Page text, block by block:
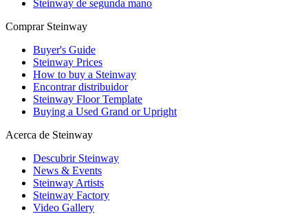
Steinway de segunda mano
Comprar Steinway
Buyer's Guide
Steinway Prices
How to buy a Steinway
Encontrar distribuidor
Steinway Floor Template
Buying a Used Grand or Upright
Acerca de Steinway
Descubrir Steinway
News & Events
Steinway Artists
Steinway Factory
Video Gallery